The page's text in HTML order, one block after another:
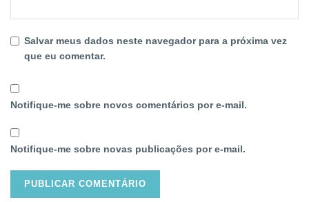
Salvar meus dados neste navegador para a próxima vez
que eu comentar.
Notifique-me sobre novos comentários por e-mail.
Notifique-me sobre novas publicações por e-mail.